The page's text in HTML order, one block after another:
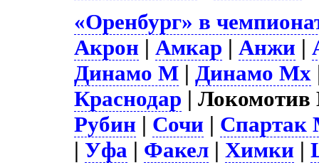
«Оренбург» в
Акрон |Амкар |Анжи |
Динамо М |Динамо Мх
Краснодар |
Рубин | Сочи | Спартак
|Уфа | Факел | Химки |